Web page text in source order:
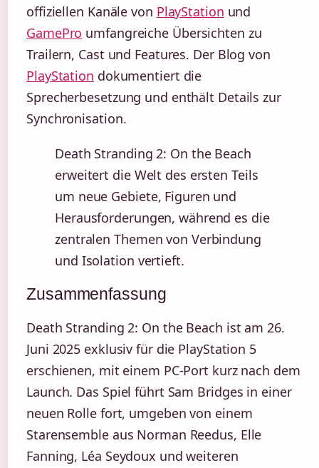
offiziellen Kanäle von PlayStation und
GamePro umfangreiche Übersichten zu
Trailern, Cast und Features. Der Blog von
PlayStation dokumentiert die
Sprecherbesetzung und enthält Details zur
Synchronisation.
Death Stranding 2: On the Beach
erweitert die Welt des ersten Teils
um neue Gebiete, Figuren und
Herausforderungen, während es die
zentralen Themen von Verbindung
und Isolation vertieft.
Zusammenfassung
Death Stranding 2: On the Beach ist am 26.
Juni 2025 exklusiv für die PlayStation 5
erschienen, mit einem PC-Port kurz nach dem
Launch. Das Spiel führt Sam Bridges in einer
neuen Rolle fort, umgeben von einem
Starensemble aus Norman Reedus, Elle
Fanning, Léa Seydoux und weiteren